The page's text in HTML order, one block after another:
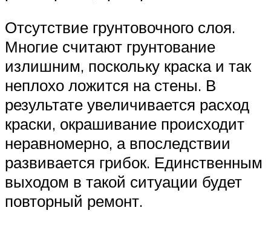
Отсутствие грунтовочного слоя.
Многие считают грунтование
излишним, поскольку краска и так
неплохо ложится на стены. В
результате увеличивается расход
краски, окрашивание происходит
неравномерно, а впоследствии
развивается грибок. Единственным
выходом в такой ситуации будет
повторный ремонт.